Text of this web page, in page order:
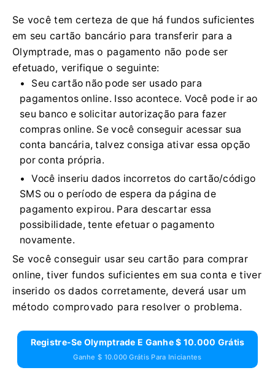
Se você tem certeza de que há fundos suficientes
em seu cartão bancário para transferir para a
Olymptrade, mas o pagamento não pode ser
efetuado, verifique o seguinte:
Seu cartão não pode ser usado para
pagamentos online. Isso acontece. Você pode ir ao
seu banco e solicitar autorização para fazer
compras online. Se você conseguir acessar sua
conta bancária, talvez consiga ativar essa opção
por conta própria.
Você inseriu dados incorretos do cartão/código
SMS ou o período de espera da página de
pagamento expirou. Para descartar essa
possibilidade, tente efetuar o pagamento
novamente.
Se você conseguir usar seu cartão para comprar
online, tiver fundos suficientes em sua conta e tiver
inserido os dados corretamente, deverá usar um
método comprovado para resolver o problema.
Registre-Se Olymptrade E Ganhe $ 10.000 Grátis
Ganhe $ 10.000 Grátis Para Iniciantes